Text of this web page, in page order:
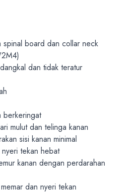
spinal board dan collar neck
dan tidak teratur
berkeringat
mulut dan telinga kanan
sisi kanan minimal
tekan hebat
kanan dengan perdarahan
dan nyeri tekan